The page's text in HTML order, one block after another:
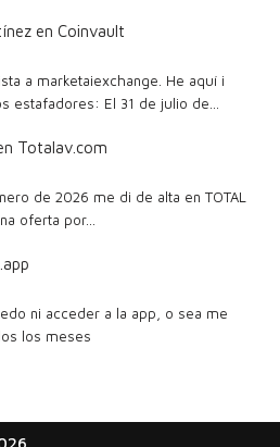
en Coinvault
a marketaiexchange. He aquí i
estafadores: El 31 de julio de…
Totalav.com
de 2026 me di de alta en TOTAL
oferta por…
ni acceder a la app, o sea me
los meses